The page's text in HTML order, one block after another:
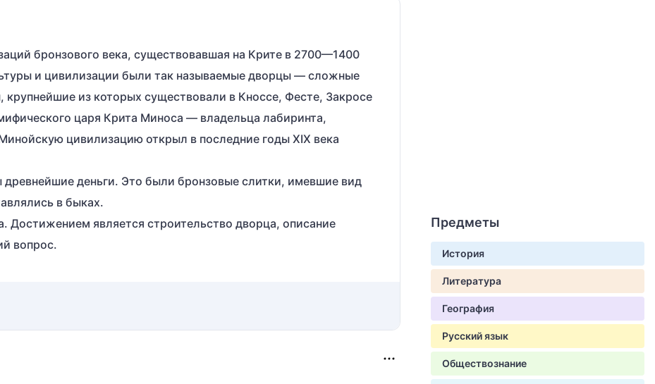
бронзового века, существовавшая на Крите в 2700—1400
и цивилизации были так называемые дворцы — сложные
из которых существовали в Кноссе, Фесте, Закросе
царя Крита Миноса — владельца лабиринта,
цивилизацию открыл в последние годы XIX века
деньги. Это были бронзовые слитки, имевшие вид
в быках.
Достижением является строительство дворца, описание
вопрос.
Предметы
История
Литература
География
Русский язык
Обществознание